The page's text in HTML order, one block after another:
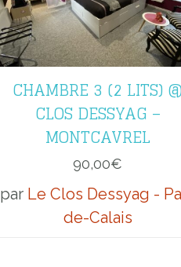
CHAMBRE 3 (2 LITS) @
CLOS DESSYAG –
MONTCAVREL
90,00€
par Le Clos Dessyag -
de-Calais